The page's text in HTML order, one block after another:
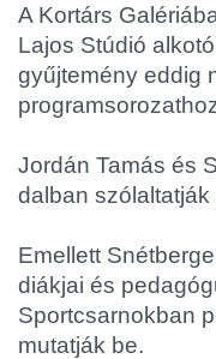
A Kortárs
Lajos Stúdió
gyűjtemény eddig
Jordán Tamás és
dalban
Emellett
diákjai és
Sportcsarnokban
mutatják be.